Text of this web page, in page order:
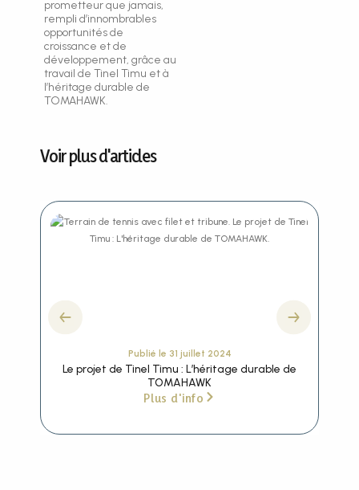
prometteur que jamais,
rempli d’innombrables
opportunités de
croissance et de
développement, grâce au
travail de Tinel Timu et à
l’héritage durable de
TOMAHAWK.
Voir plus d'articles
Publié le 31 juillet 2024
Le projet de Tinel Timu : L’héritage durable de
TOMAHAWK
Plus d'info